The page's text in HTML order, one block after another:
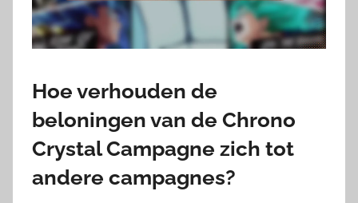
Hoe verhouden de
beloningen van de Chrono
Crystal Campagne zich tot
andere campagnes?